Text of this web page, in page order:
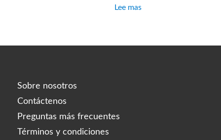
Lee mas
Sobre nosotros
Contáctenos
Preguntas más frecuentes
Términos y condiciones